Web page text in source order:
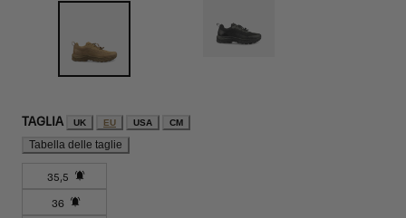
TAGLIA UK EU USA CM
Tabella delle taglie
35,5Variante
esaurita
36Variante